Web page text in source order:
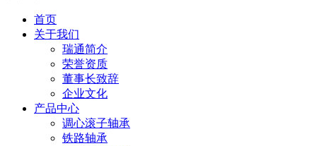
首页
关于我们
瑞通简介
荣誉资质
董事长致辞
企业文化
产品中心
调心滚子轴承
铁路轴承